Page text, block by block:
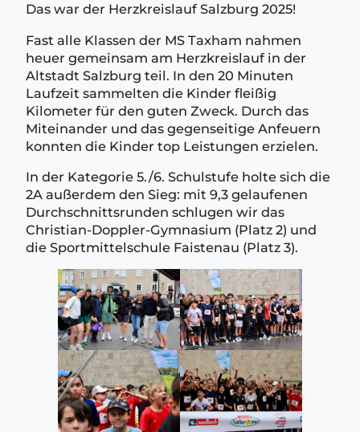
Das war der Herzkreislauf Salzburg 2025!
Fast alle Klassen der MS Taxham nahmen
heuer gemeinsam am Herzkreislauf in der
Altstadt Salzburg teil. In den 20 Minuten
Laufzeit sammelten die Kinder fleißig
Kilometer für den guten Zweck. Durch das
Miteinander und das gegenseitige Anfeuern
konnten die Kinder top Leistungen erzielen.
In der Kategorie 5./6. Schulstufe holte sich die
2A außerdem den Sieg: mit 9,3 gelaufenen
Durchschnittsrunden schlugen wir das
Christian-Doppler-Gymnasium (Platz 2) und
die Sportmittelschule Faistenau (Platz 3).